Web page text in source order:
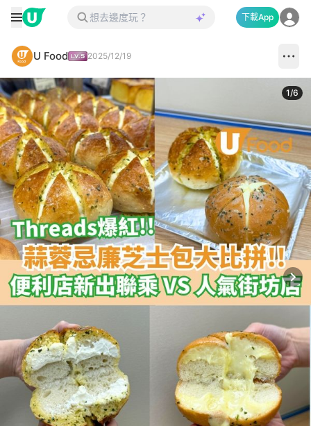
下載App
U Food 2025/12/19
1/6